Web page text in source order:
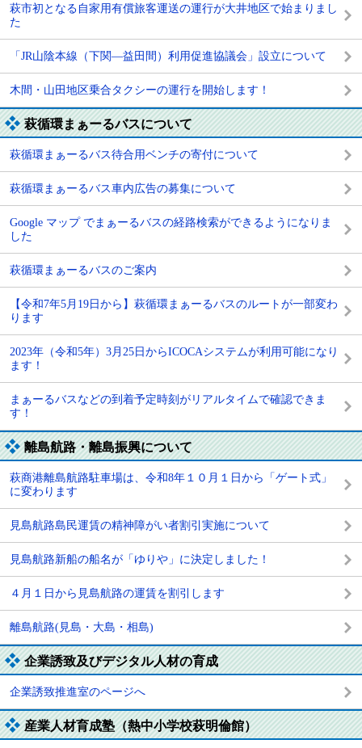
萩市初となる自家用有償旅客運送の運行が大井地区で始まりまし
た
「JR山陰本線（下関―益田間）利用促進協議会」設立について
木間・山田地区乗合タクシーの運行を開始します！
萩循環まぁーるバスについて
萩循環まぁーるバス待合用ベンチの寄付について
萩循環まぁーるバス車内広告の募集について
Google マップ でまぁーるバスの経路検索ができるようになりま
した
萩循環まぁーるバスのご案内
【令和7年5月19日から】萩循環まぁーるバスのルートが一部変わ
ります
2023年（令和5年）3月25日からICOCAシステムが利用可能になり
ます！
まぁーるバスなどの到着予定時刻がリアルタイムで確認できま
す！
離島航路・離島振興について
萩商港離島航路駐車場は、令和8年１０月１日から「ゲート式」
に変わります
見島航路島民運賃の精神障がい者割引実施について
見島航路新船の船名が「ゆりや」に決定しました！
４月１日から見島航路の運賃を割引します
離島航路(見島・大島・相島)
企業誘致及びデジタル人材の育成
企業誘致推進室のページへ
産業人材育成塾（熱中小学校萩明倫館）